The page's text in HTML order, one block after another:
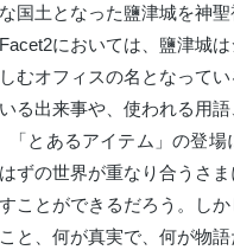
国土となった鹽津城を神
においては、鹽津城
むオフィスの名となって
る出来事や、使われる用
「とあるアイテム」の登
ずの世界が重なり合うさ
ことができるだろう。し
と、何が真実で、何が物